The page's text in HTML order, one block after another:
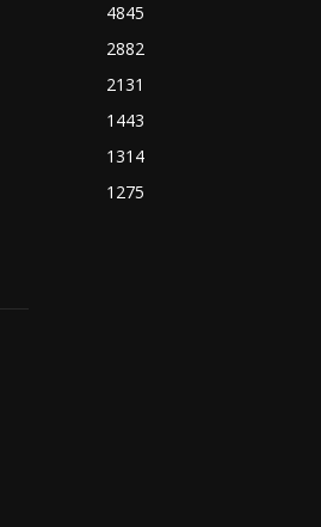
4845
2882
2131
1443
1314
1275